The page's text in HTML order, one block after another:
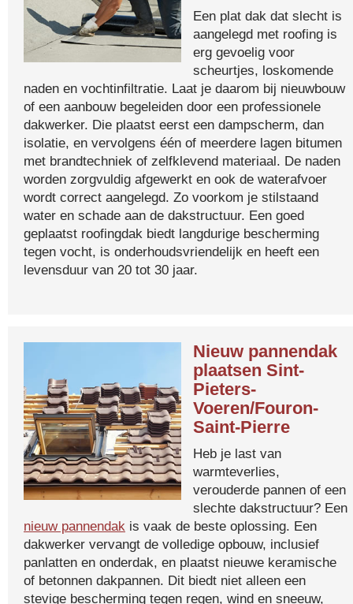
Een plat dak dat slecht is
aangelegd met roofing is
erg gevoelig voor
scheurtjes, loskomende
naden en vochtinfiltratie. Laat je daarom bij nieuwbouw
of een aanbouw begeleiden door een professionele
dakwerker. Die plaatst eerst een dampscherm, dan
isolatie, en vervolgens één of meerdere lagen bitumen
met brandtechniek of zelfklevend materiaal. De naden
worden zorgvuldig afgewerkt en ook de waterafvoer
wordt correct aangelegd. Zo voorkom je stilstaand
water en schade aan de dakstructuur. Een goed
geplaatst roofingdak biedt langdurige bescherming
tegen vocht, is onderhoudsvriendelijk en heeft een
levensduur van 20 tot 30 jaar.
Nieuw pannendak
plaatsen Sint-
Pieters-
Voeren/Fouron-
Saint-Pierre
Heb je last van
warmteverlies,
verouderde pannen of een
slechte dakstructuur? Een
nieuw pannendak is vaak de beste oplossing. Een
dakwerker vervangt de volledige opbouw, inclusief
panlatten en onderdak, en plaatst nieuwe keramische
of betonnen dakpannen. Dit biedt niet alleen een
stevige bescherming tegen regen, wind en sneeuw,